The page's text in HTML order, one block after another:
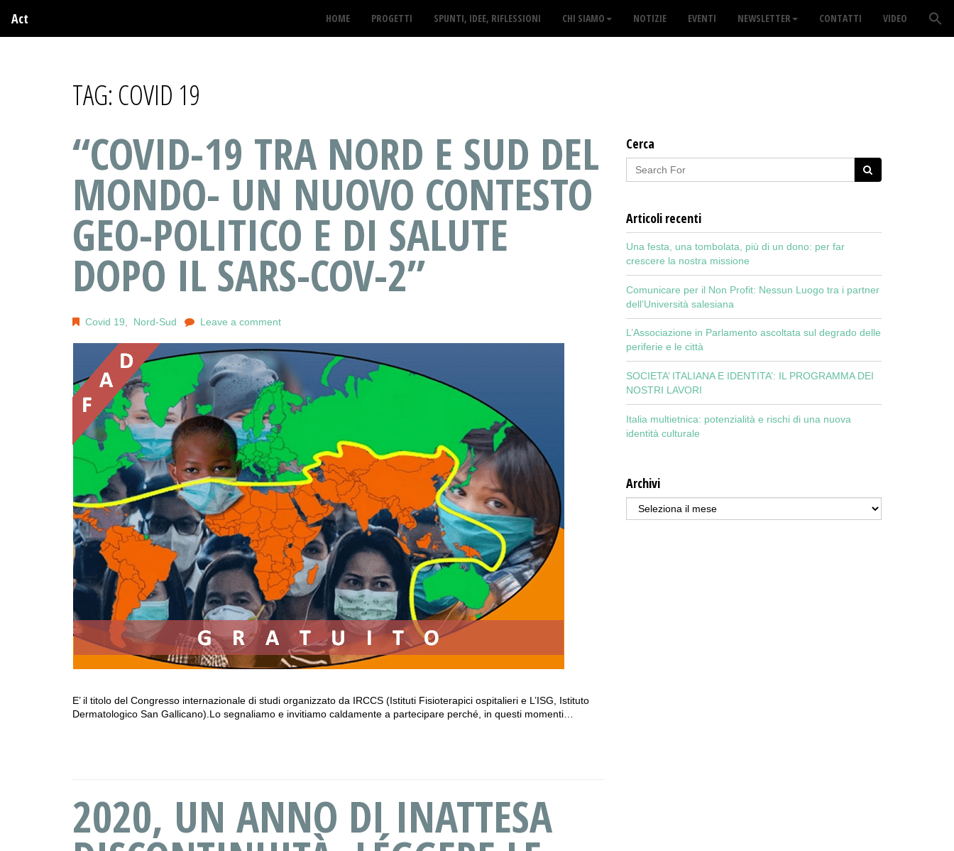
Act HOME PROGETTI SPUNTI, IDEE, RIFLESSIONI CHI SIAMO NOTIZIE EVENTI NEWSLETTER CONTATTI VIDEO
TAG: COVID 19
“COVID-19 TRA NORD E SUD DEL
MONDO- UN NUOVO CONTESTO
GEO-POLITICO E DI SALUTE
DOPO IL SARS-COV-2”
Covid 19 Nord-Sud Leave a comment
E’ il titolo del Congresso internazionale di studi organizzato da IRCCS (Istituti Fisioterapici ospitalieri e L’ISG, Istituto
Dermatologico San Gallicano).Lo segnaliamo e invitiamo caldamente a partecipare perché, in questi momenti…
2020, UN ANNO DI INATTESA
Cerca
Articoli recenti
Una festa, una tombolata, più di un dono: per far
crescere la nostra missione
Comunicare per il Non Profit: Nessun Luogo tra i partner
dell’Università salesiana
L’Associazione in Parlamento ascoltata sul degrado delle
periferie e le città
SOCIETA’ ITALIANA E IDENTITA’: IL PROGRAMMA DEI
NOSTRI LAVORI
Italia multietnica: potenzialità e rischi di una nuova
identità culturale
Archivi
Archivi